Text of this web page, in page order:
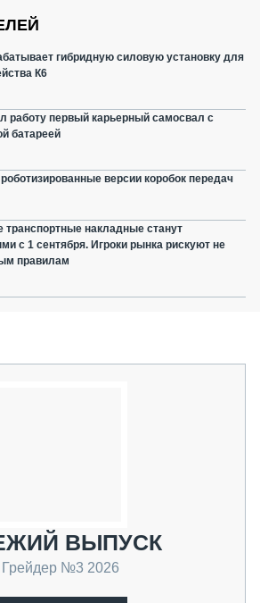
гибридную силовую установку для
К6
работу первый карьерный самосвал с
батареей
версии коробок передач
транспортные накладные станут
с 1 сентября. Игроки рынка рискуют не
правилам
ВЫПУСК
Грейдер №3 2026